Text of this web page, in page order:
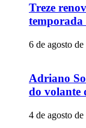
Treze
temporada
6 de agosto
Adriano
do volante
4 de agosto